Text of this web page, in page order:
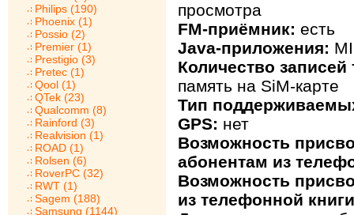
Philips (190)
Phoenix (1)
Possio (2)
Premier (1)
Prestigio (3)
Pretec (1)
Qool (1)
QTek (23)
Qualcomm (8)
Rainford (3)
Realvision (1)
ROAD (1)
Rolsen (6)
RoverPC (32)
RWT (1)
Sagem (188)
Samsung (1144)
просмотра
FM-приёмник: есть
Java-приложения:
Количество
память на SiM-карте
Тип
GPS: нет
Возможность
абонентам из
Возможность
из телефонной